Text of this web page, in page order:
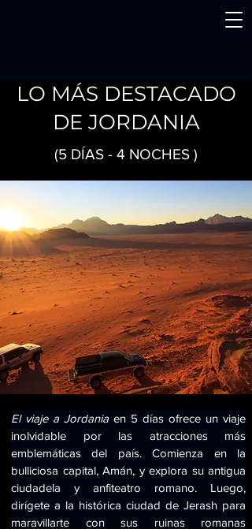
LO MÁS DESTACADO
DE JORDANIA
(5 DÍAS - 4 NOCHES )
El viaje a Jordania en 5 días ofrece un viaje
inolvidable por las atracciones más
emblemáticas del país. Comienza en la
bulliciosa capital, Amán, y explora su antigua
ciudadela y anfiteatro romano. Luego,
dirígete a la histórica ciudad de Jerash para
maravillarte con sus ruinas romanas